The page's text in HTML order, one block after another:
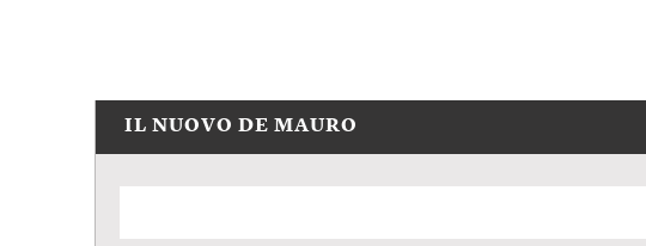
IL NUOVO DE MAURO